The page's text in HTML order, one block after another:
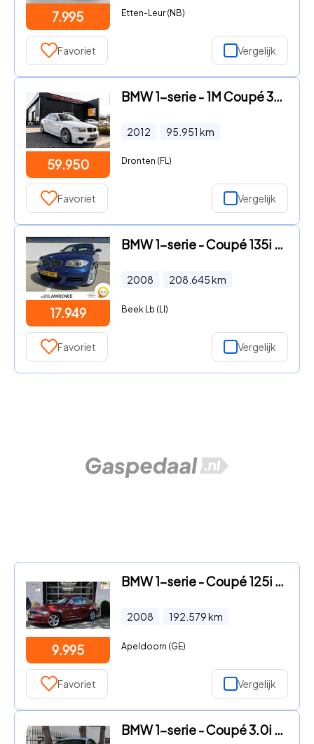
7.995 Etten-Leur (NB)
Favoriet Vergelijk
59.950
BMW 1-serie - 1M Coupé 3.0i, , 1e lak, Akra, H&K, Gedocumenteerd
2012 95.951 km
Dronten (FL)
Favoriet Vergelijk
17.949
BMW 1-serie - Coupé 135i High Executive | 400PK | Le mans Blue Metallic |
2008 208.645km
Beek Lb (LI)
Favoriet Vergelijk
9.995
BMW 1-serie - Coupé 125i 218PK Automaat Leder Schuifdak
2008 192.579km
Apeldoorn (GE)
Favoriet Vergelijk
BMW 1-serie - Coupé 3.0i M |Harman/Kardon |Stoelverstelling elektrisch